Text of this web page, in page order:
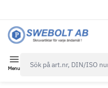
Menu